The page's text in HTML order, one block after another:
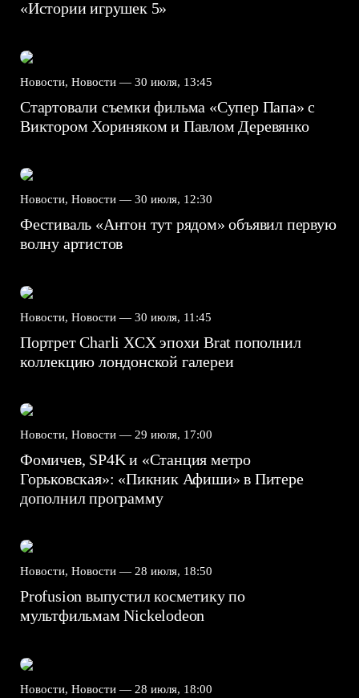
«Истории игрушек 5»
Новости, Новости — 30 июля, 13:45
Стартовали съемки фильма «Супер Папа» с
Виктором Хориняком и Павлом Деревянко
Новости, Новости — 30 июля, 12:30
Фестиваль «Антон тут рядом» объявил первую
волну артистов
Новости, Новости — 30 июля, 11:45
Портрет Charli XCX эпохи Brat пополнил
коллекцию лондонской галереи
Новости, Новости — 29 июля, 17:00
Фомичев, SP4K и «Станция метро
Горьковская»: «Пикник Афиши» в Питере
дополнил программу
Новости, Новости — 28 июля, 18:50
Profusion выпустил косметику по
мультфильмам Nickelodeon
Новости, Новости — 28 июля, 18:00